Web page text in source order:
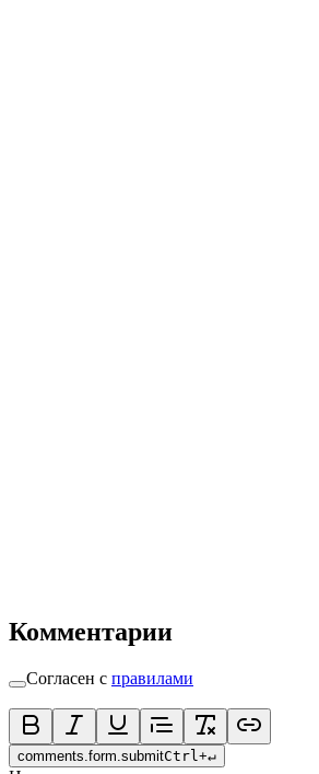
Комментарии
Согласен с правилами
comments.form.submitCtrl+↵